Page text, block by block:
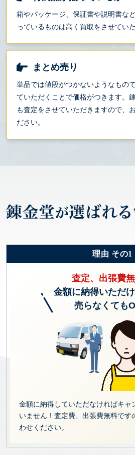
箱やパッケージ、保証書や説明書な
っているものは高く買取をさせてい
まとめ売り
単品では値段がつかないようなもの
ていただくことで価格がつきます。
も査定をさせていただきますので、
ださい。
理由 その1
査定、出張費無
金額に納得いただ
売らなくても
金額に納得していただなければキャ
いません！査定費、出張費無料です
わせください。